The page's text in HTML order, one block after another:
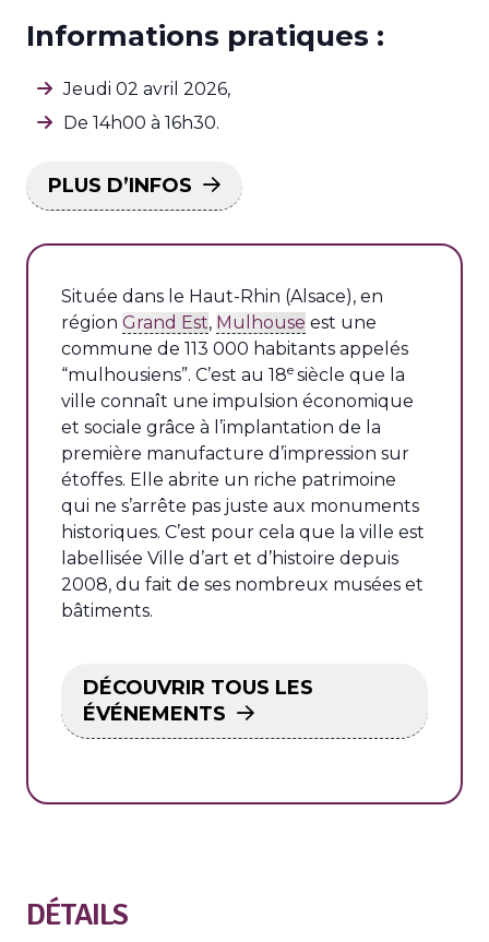
Informations pratiques :
Jeudi 02 avril 2026,
De 14h00 à 16h30.
PLUS D’INFOS
Située dans le Haut-Rhin (Alsace), en
région Grand Est, Mulhouse est une
commune de 113 000 habitants appelés
“mulhousiens”. C’est au 18e siècle que la
ville connaît une impulsion économique
et sociale grâce à l’implantation de la
première manufacture d’impression sur
étoffes. Elle abrite un riche patrimoine
qui ne s’arrête pas juste aux monuments
historiques. C’est pour cela que la ville est
labellisée Ville d’art et d’histoire depuis
2008, du fait de ses nombreux musées et
bâtiments.
DÉCOUVRIR TOUS LES
ÉVÉNEMENTS
DÉTAILS